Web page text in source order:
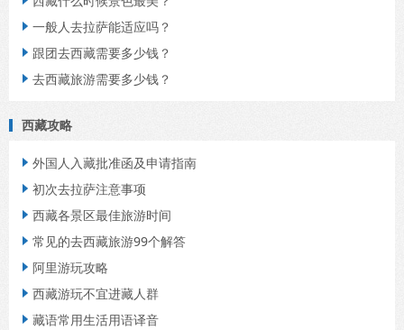
 一般人去拉萨能适应吗？
 跟团去西藏需要多少钱？
 去西藏旅游需要多少钱？
西藏攻略
 外国人入藏批准函及申请指南
 初次去拉萨注意事项
 西藏各景区最佳旅游时间
 常见的去西藏旅游99个解答
 阿里游玩攻略
 西藏游玩不宜进藏人群
 藏语常用生活用语译音